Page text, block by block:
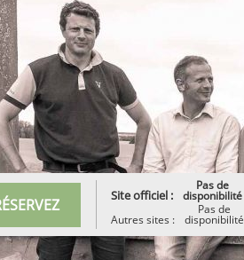
Site officiel :
Pas de
disponibilité
Autres sites :
Pas de
disponibilité